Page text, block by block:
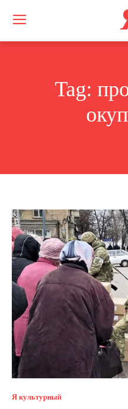
Tag:
Я культурный